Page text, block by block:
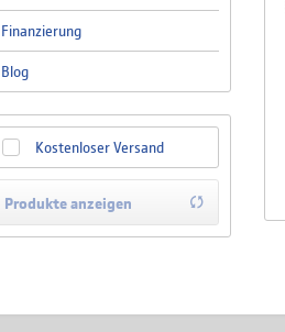
Finanzierung
Blog
Kostenloser Versand
Produkte anzeigen